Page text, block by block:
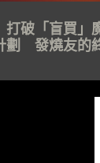
打破「盲買」
劃 發燒友的